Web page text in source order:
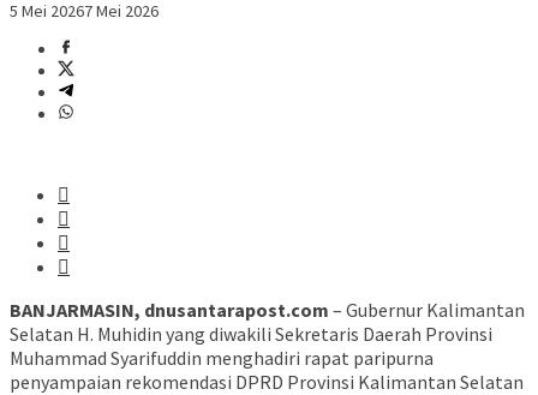
5 Mei 20267 Mei 2026
BANJARMASIN, dnusantarapost.com – Gubernur Kalimantan
Selatan H. Muhidin yang diwakili Sekretaris Daerah Provinsi
Muhammad Syarifuddin menghadiri rapat paripurna
penyampaian rekomendasi DPRD Provinsi Kalimantan Selatan